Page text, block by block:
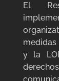
El
medidas
y la